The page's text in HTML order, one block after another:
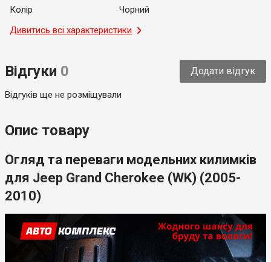
Колір
Чорний
Місце застосування
Салон
Країна-виробник
Дивитись всі характеристики
Відгуки 0 Додати відгук
Відгуків ще не розміщували
Опис товару
Огляд та переваги модельних килимків
для Jeep Grand Cherokee (WK) (2005-
2010)